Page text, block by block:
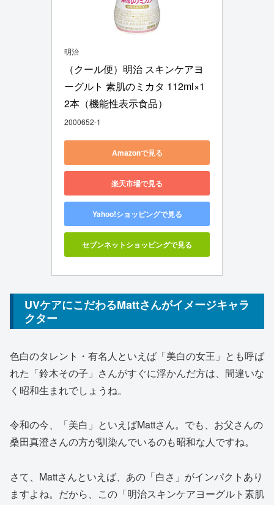
明治
（クール便）明治 スキンケアヨ
ーグルト 素肌のミカタ 112ml×1
2本（機能性表示食品）
2000652-1
Amazonで見る
楽天市場で見る
Yahoo!ショッピングで見る
セブンネットショッピングで見る
UVケアにこだわるMattさんがイメージキャラ
クター
色白のタレント・有名人といえば「美白の女王」とも呼ば
れた「鈴木その子」さんがすぐに浮かんだ方は、間違いな
く昭和生まれでしょうね。
令和の今、「美白」といえばMattさん。でも、お父さんの
桑田真澄さんの方が馴染んでいるのも昭和な人ですね。
さて、Mattさんといえば、あの「白さ」がインパクトあり
ますよね。だから、この「明治スキンケアヨーグルト素肌